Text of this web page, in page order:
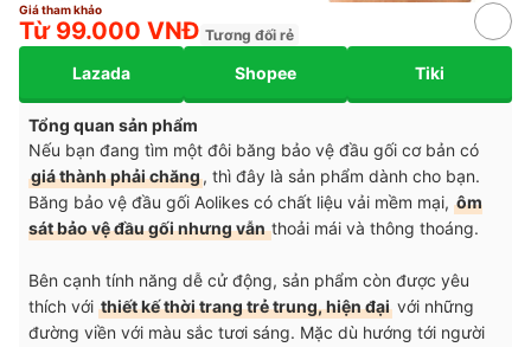
Giá tham khảo
Từ 99.000 VNĐ Tương đối rẻ
Lazada Shopee Tiki
Tổng quan sản phẩm
Nếu bạn đang tìm một đôi băng bảo vệ đầu gối cơ bản có
giá thành phải chăng, thì đây là sản phẩm dành cho bạn.
Băng bảo vệ đầu gối Aolikes có chất liệu vải mềm mại, ôm
sát bảo vệ đầu gối nhưng vẫnthoải mái và thông thoáng.
Bên cạnh tính năng dễ cử động, sản phẩm còn được yêu
thích với thiết kế thời trang trẻ trung, hiện đại với những
đường viền với màu sắc tươi sáng. Mặc dù hướng tới người